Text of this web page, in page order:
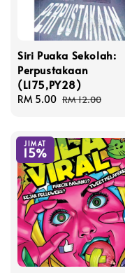
Siri Puaka Sekolah:
Perpustakaan
(L175,PY28)
Sale
RM 5.00 Regular
RM 12.00
JIMAT
15%